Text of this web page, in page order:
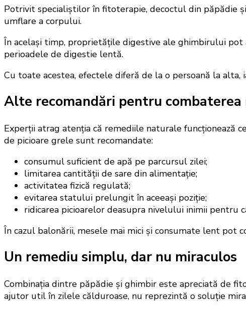
Potrivit specialiștilor în fitoterapie, decoctul din păpădie
umflare a corpului.
În același timp, proprietățile digestive ale ghimbirului pot
perioadele de digestie lentă.
Cu toate acestea, efectele diferă de la o persoană la
Alte recomandări pentru
Experții atrag atenția că remediile naturale funcționează
de picioare grele sunt recomandate:
consumul suficient de apă pe parcursul zilei;
limitarea cantității de sare din alimentație;
activitatea fizică regulată;
evitarea statului prelungit în aceeași poziție;
ridicarea picioarelor deasupra nivelului inimii pentru
În cazul balonării, mesele mai mici și consumate lent pot
Un remediu simplu, dar nu miraculos
Combinația dintre păpădie și ghimbir este apreciată de
ajutor util în zilele călduroase, nu reprezintă o soluție